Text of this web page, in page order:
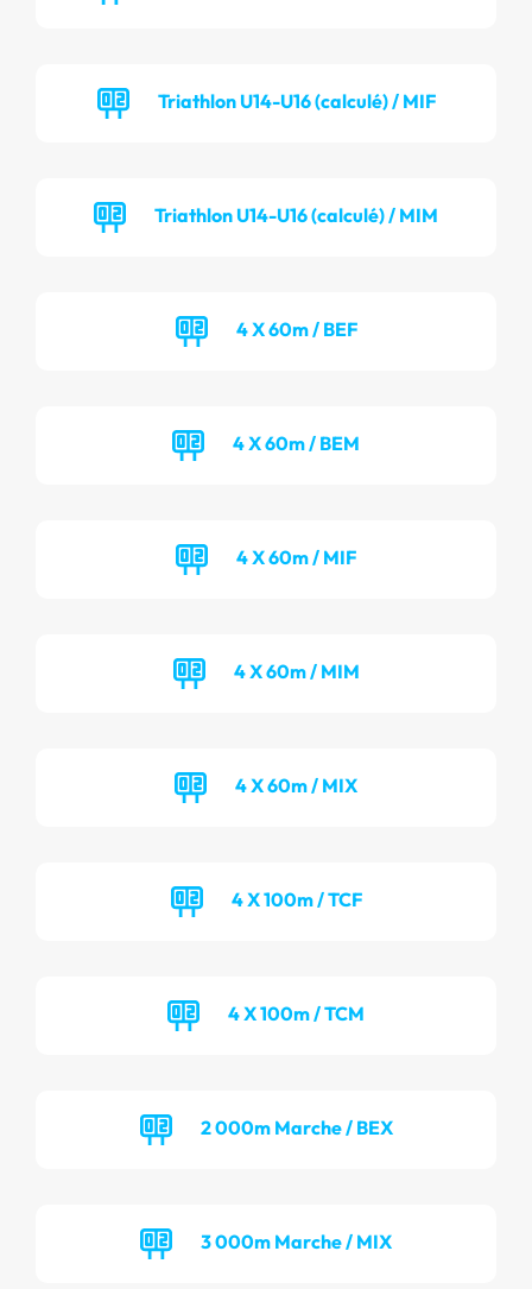
Triathlon U14-U16 (calculé) / MIF
Triathlon U14-U16 (calculé) / MIM
4 X 60m / BEF
4 X 60m / BEM
4 X 60m / MIF
4 X 60m / MIM
4 X 60m / MIX
4 X 100m / TCF
4 X 100m / TCM
2 000m Marche / BEX
3 000m Marche / MIX